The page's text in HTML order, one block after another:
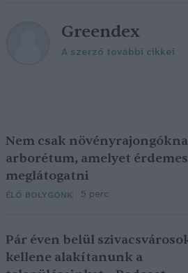
Greendex
A szerző további cikkei
Nem csak
arborétum, amelyet érdemes
meglátogatni
ÉLŐ BOLYGÓNK 5 perc
Pár éven belül
kellene alakítanunk a